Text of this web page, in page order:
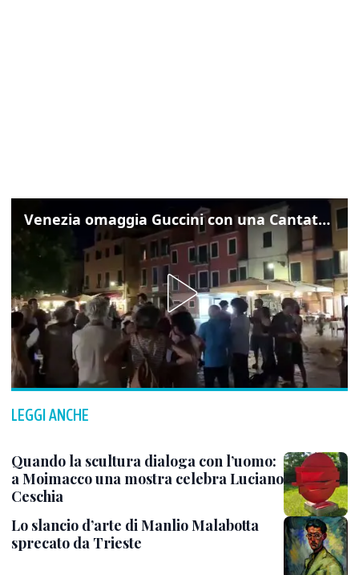
Venezia omaggia Guccini con una Cantata Anarchica in campo Santa Margherita
LEGGI ANCHE
Quando la scultura dialoga con l’uomo:
a Moimacco una mostra celebra Luciano
Ceschia
Lo slancio d’arte di Manlio Malabotta
sprecato da Trieste